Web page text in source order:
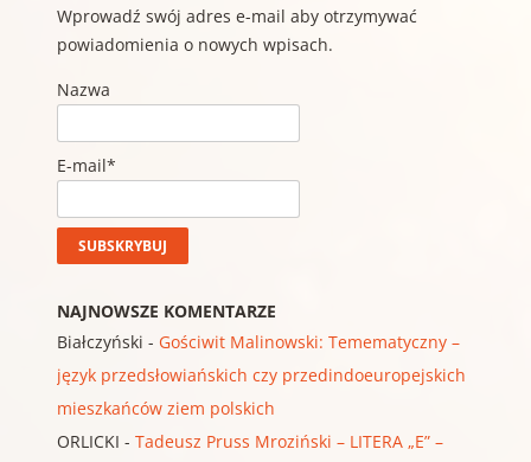
Wprowadź swój adres e-mail aby otrzymywać
powiadomienia o nowych wpisach.
Nazwa
E-mail*
NAJNOWSZE KOMENTARZE
Białczyński - Gościwit Malinowski: Temematyczny –
język przedsłowiańskich czy przedindoeuropejskich
mieszkańców ziem polskich
ORLICKI - Tadeusz Pruss Mroziński – LITERA „E” –